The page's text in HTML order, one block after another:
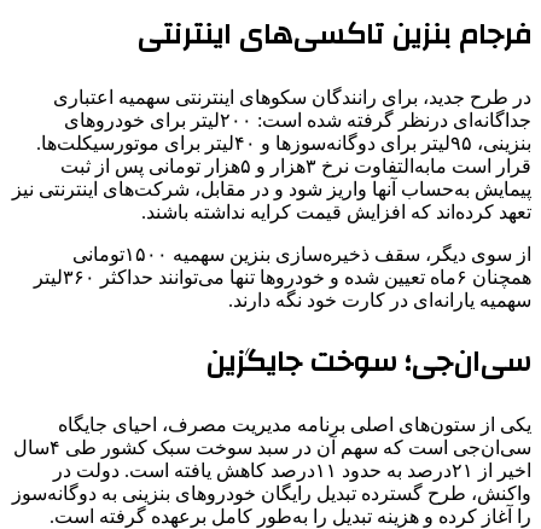
فرجام بنزین تاکسی‌های اینترنتی
در طرح جدید، برای رانندگان سکوهای اینترنتی سهمیه اعتباری
جداگانه‌ای درنظر گرفته شده است: ۲۰۰لیتر برای خودروهای
بنزینی، ۹۵لیتر برای دوگانه‌سوزها و ۴۰لیتر برای موتورسیکلت‌ها.
قرار است مابه‌التفاوت نرخ ۳‌هزار و ۵‌هزار تومانی پس از ثبت
پیمایش به‌حساب آنها واریز شود و در مقابل، شرکت‌های اینترنتی نیز
تعهد کرده‌اند که افزایش قیمت کرایه نداشته باشند.
از سوی دیگر، سقف ذخیره‌سازی بنزین سهمیه ۱۵۰۰تومانی
همچنان ۶
ماه
تعیین شده و خودروها تنها می‌توانند حداکثر ۳۶۰لیتر
سهمیه یارانه‌ای در کارت خود نگه دارند.
سی‌ان‌جی؛ سوخت جایگزین
یکی از ستون‌های اصلی برنامه مدیریت مصرف، احیای جایگاه
سی‌ان‌جی است که سهم آن در سبد سوخت سبک کشور طی ۴سال
اخیر از ۲۱درصد به حدود ۱۱درصد کاهش یافته است. دولت در
واکنش، طرح گسترده تبدیل رایگان خودروهای بنزینی به دوگانه‌سوز
را آغاز کرده و هزینه تبدیل را به‌طور کامل برعهده گرفته است.